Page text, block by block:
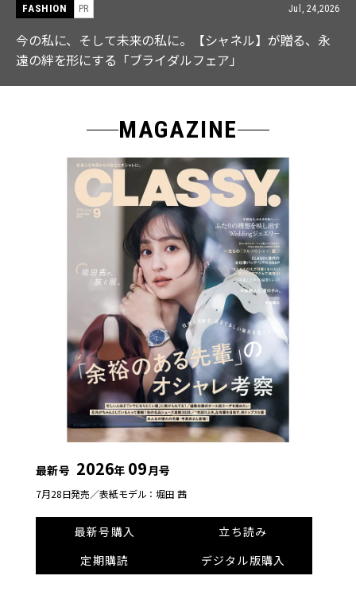
永
FASHION Jul,
【ICB】人気インフルエンサーと共同制作! 週5で着
なる「名品ブラウス」２選
MAGAZINE
最新号 2026年 09月号
7月28日発売／表紙モデル：堀田 茜
最新号購入
立ち読み
定期購読
デジタル版購入